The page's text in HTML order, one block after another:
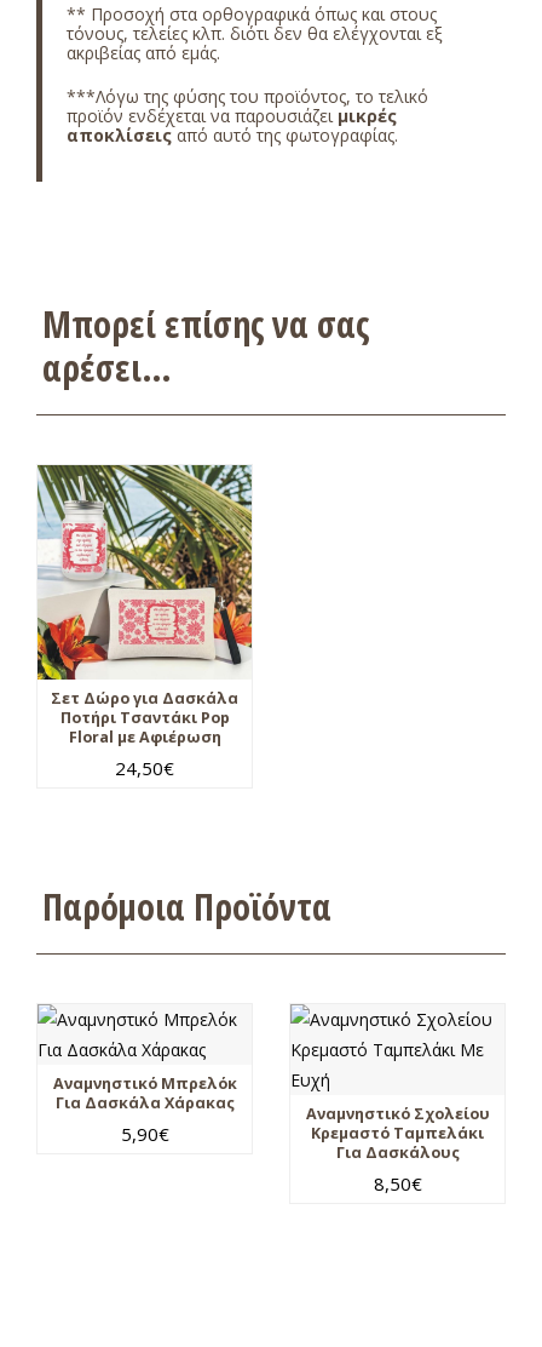
** Προσοχή στα ορθογραφικά όπως και στους
τόνους, τελείες κλπ. διότι δεν θα ελέγχονται εξ
ακριβείας από εμάς.
***Λόγω της φύσης του προϊόντος, το τελικό
προϊόν ενδέχεται να παρουσιάζει μικρές
αποκλίσειςαπό αυτό της φωτογραφίας.
Μπορεί επίσης να σας
αρέσει…
Σετ Δώρο για Δασκάλα
Ποτήρι Τσαντάκι Pop
Floral με Αφιέρωση
24,50€
Παρόμοια Προϊόντα
Αναμνηστικό Μπρελόκ
Για Δασκάλα Χάρακας
5,90€
Αναμνηστικό Σχολείου
Κρεμαστό Ταμπελάκι
Για Δασκάλους
8,50€